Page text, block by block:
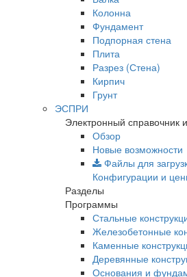
Колонна
Фундамент
Подпорная стена
Плита
Разрез (Стена)
Кирпич
Грунт
ЭСПРИ
Электронный справочник
Обзор
Новые возможности
Файлы для
Конфигурации и
Разделы
Программы
Стальные
Железобетонные
Каменные
Деревянные
Основания и